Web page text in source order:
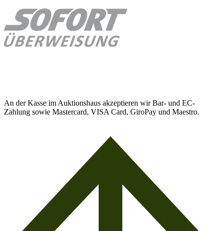
An der Kasse im Auktionshaus akzeptieren wir Bar- und EC-
Zahlung sowie Mastercard, VISA Card, GiroPay und Maestro.